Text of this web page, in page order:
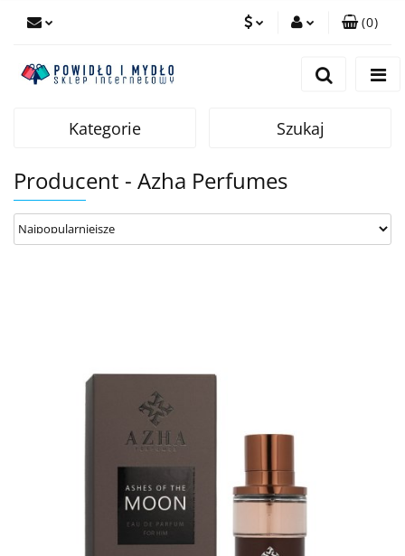
Dodaj zgłoszenie
(0)
Kategorie Szukaj
Producent - Azha Perfumes